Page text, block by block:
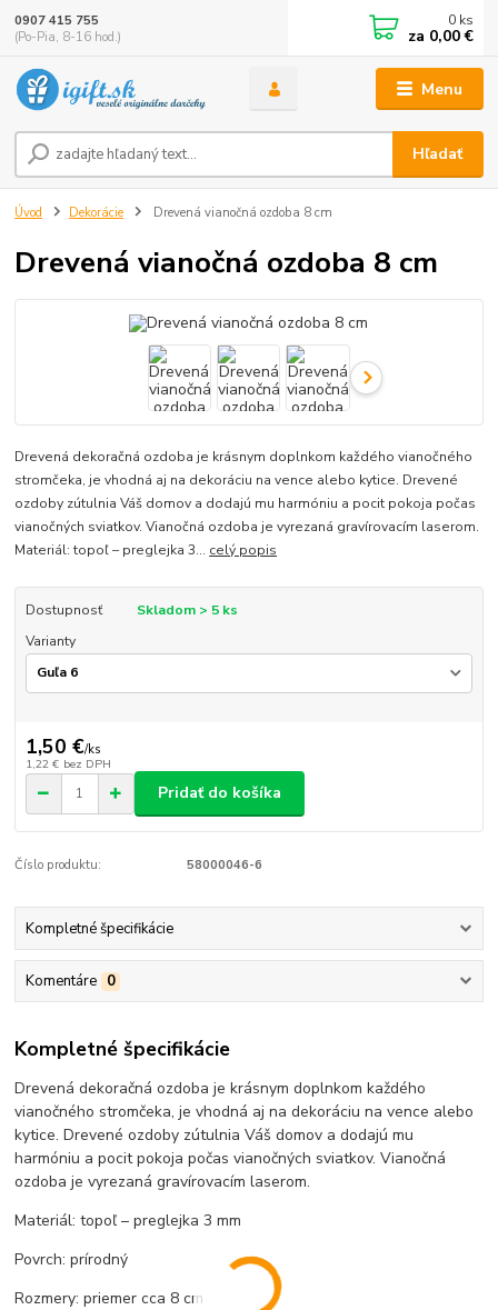
Menu
Hľadať
0907 415 755
(Po-Pia, 8-16 hod.)
0 ks
za 0,00 €
Úvod Dekorácie Drevená vianočná ozdoba 8 cm
Drevená vianočná ozdoba 8 cm
Drevená dekoračná ozdoba je krásnym doplnkom každého vianočného
stromčeka, je vhodná aj na dekoráciu na vence alebo kytice. Drevené
ozdoby zútulnia Váš domov a dodajú mu harmóniu a pocit pokoja počas
vianočných sviatkov. Vianočná ozdoba je vyrezaná gravírovacím laserom.
Materiál: topoľ – preglejka 3... celý popis
Dostupnosť
Skladom > 5 ks
Varianty
1,50 €/ks
1,22 € bez DPH
Pridať do košíka
Číslo produktu: 58000046-6
Kompletné špecifikácie
Komentáre 0
Kompletné špecifikácie
Drevená dekoračná ozdoba je krásnym doplnkom každého
vianočného stromčeka, je vhodná aj na dekoráciu na vence alebo
kytice. Drevené ozdoby zútulnia Váš domov a dodajú mu
harmóniu a pocit pokoja počas vianočných sviatkov. Vianočná
ozdoba je vyrezaná gravírovacím laserom.
Materiál: topoľ – preglejka 3 mm
Povrch: prírodný
Rozmery: priemer cca 8 cm